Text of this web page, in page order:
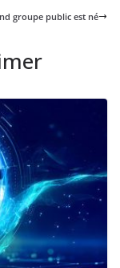
groupe public est né